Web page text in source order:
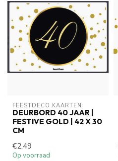
FEESTDECO KAARTEN
DEURBORD 40 JAAR |
FESTIVE GOLD | 42 X 30
CM
€2,49
Op voorraad